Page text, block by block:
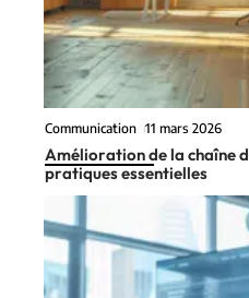
Communication 11 mars 2026
Amélioration de la chaîne
pratiques essentielles